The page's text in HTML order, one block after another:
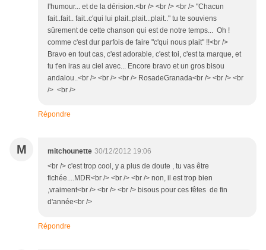
l'humour... et de la dérision.<br /> <br /> <br /> "Chacun
fait..fait.. fait..c'qui lui plait..plait...plait.." tu te souviens
sûrement de cette chanson qui est de notre temps... Oh !
comme c'est dur parfois de faire "c'qui nous plait" !!<br />
Bravo en tout cas, c'est adorable, c'est toi, c'est ta marque, et
tu t'en iras au ciel avec... Encore bravo et un gros bisou
andalou..<br /> <br /> <br /> RosadeGranada<br /> <br /> <br
/> <br />
Répondre
M mitchounette 30/12/2012 19:06
<br /> c'est trop cool, y a plus de doute , tu vas être
fichée....MDR<br /> <br /> <br /> non, il est trop bien
,vraiment<br /> <br /> <br /> bisous pour ces fêtes de fin
d'année<br />
Répondre